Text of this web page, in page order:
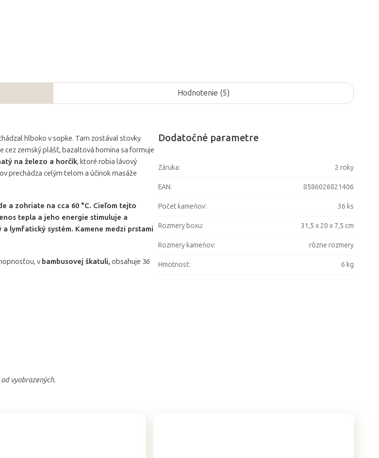
Hodnotenie (5)
hlboko v sopke. Tam zostával stovky
cez zemský plášť, bazaltová hornina sa formuje
na železo a horčík, ktoré robia lávový
prechádza celým telom a účinok masáže
a zohriate na cca 60 °C. Cieľom tejto
tepla a jeho energie stimuluje a
lymfatický systém. Kamene medzi prstami
v bambusovej škatuli, obsahuje 36
vyobrazených.
Dodatočné parametre
Záruka: 2 roky
EAN: 8586026821406
Počet kameňov: 36 ks
Rozmery boxu: 31,5 x 20 x 7,5 cm
Rozmery kameňov: rôzne rozmery
Hmotnosť: 6 kg